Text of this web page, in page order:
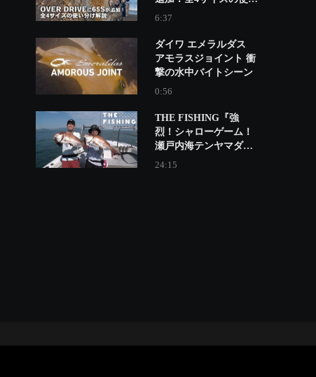
分け解説 ミッチー高橋
6:37
ダイワ エメラルダス
アモラスジョイント 衝
撃の水中バイトシーン
0:56
THE FISHING『強
烈！シャローゲーム！
瀬戸内海テンヤマダ
イ』
24:15